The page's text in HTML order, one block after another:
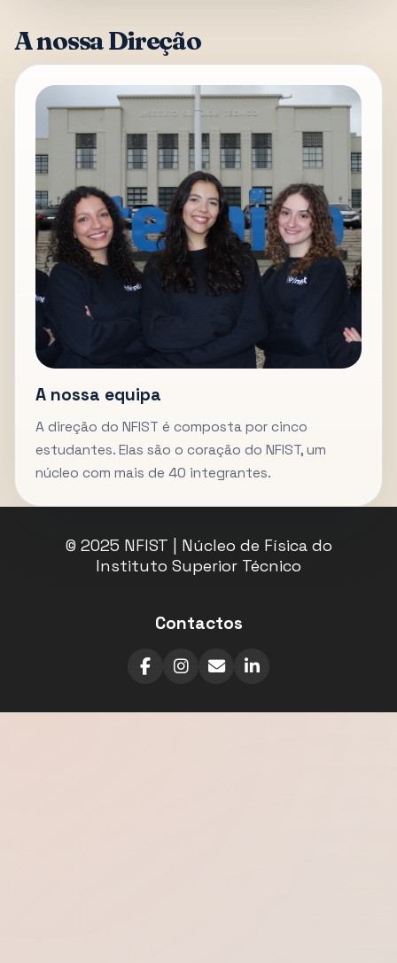
A nossa Direção
A nossa equipa
A direção do NFIST é composta por cinco
estudantes. Elas são o coração do NFIST, um
núcleo com mais de 40 integrantes.
© 2025 NFIST | Núcleo de Física do
Instituto Superior Técnico
Contactos